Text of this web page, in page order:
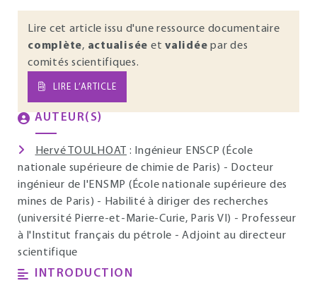
Lire cet article issu d'une ressource documentaire
complète, actualisée et validée par des
comités scientifiques.
LIRE L’ARTICLE
AUTEUR(S)
Hervé TOULHOAT
: Ingénieur ENSCP (École
nationale supérieure de chimie de Paris) - Docteur
ingénieur de l'ENSMP (École nationale supérieure des
mines de Paris) - Habilité à diriger des recherches
(université Pierre-et-Marie-Curie, Paris VI) - Professeur
à l'Institut français du pétrole - Adjoint au directeur
scientifique
INTRODUCTION